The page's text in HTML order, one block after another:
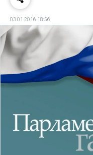
03.01.2016 18:56